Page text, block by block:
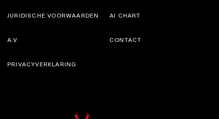
JURIDISCHE VOORWAARDEN
A.V.
AI CHART
CONTACT
PRIVACYVERKLARING